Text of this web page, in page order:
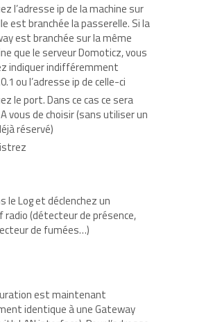
l’adresse ip de la machine sur
est branchée la passerelle. Si la
est branchée sur la même
que le serveur Domoticz, vous
indiquer indifféremment
ou l’adresse ip de celle-ci
le port. Dans ce cas ce sera
vous de choisir (sans utiliser un
réservé)
le Log et déclenchez un
(détecteur de présence,
de fumées…)
est maintenant
identique à une Gateway